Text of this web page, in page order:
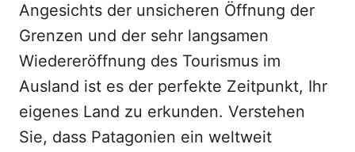
Angesichts der unsicheren Öffnung der
Grenzen und der sehr langsamen
Wiedereröffnung des Tourismus im
Ausland ist es der perfekte Zeitpunkt, Ihr
eigenes Land zu erkunden. Verstehen
Sie, dass Patagonien ein weltweit